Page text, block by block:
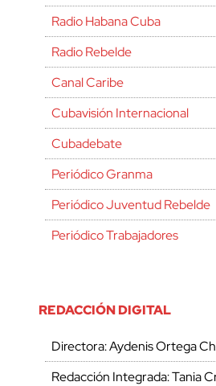
Radio Habana Cuba
Radio Rebelde
Canal Caribe
Cubavisión Internacional
Cubadebate
Periódico Granma
Periódico Juventud Rebelde
Periódico Trabajadores
REDACCIÓN DIGITAL
Directora: Aydenis Ortega
Redacción Integrada: Tania